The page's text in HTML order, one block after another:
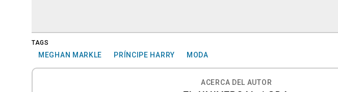
TAGS
MEGHAN MARKLE PRÍNCIPE HARRY MODA
ACERCA DEL AUTOR